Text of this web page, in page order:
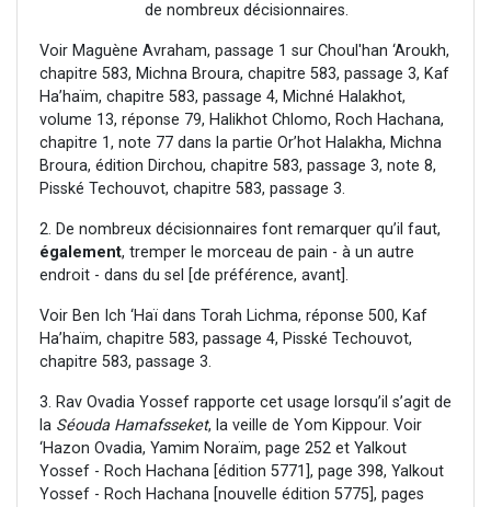
de nombreux décisionnaires.
Voir Maguène Avraham, passage 1 sur Choul'han ‘Aroukh,
chapitre 583, Michna Broura, chapitre 583, passage 3, Kaf
Ha’haïm, chapitre 583, passage 4, Michné Halakhot,
volume 13, réponse 79, Halikhot Chlomo, Roch Hachana,
chapitre 1, note 77 dans la partie Or’hot Halakha, Michna
Broura, édition Dirchou, chapitre 583, passage 3, note 8,
Pisské Techouvot, chapitre 583, passage 3.
2. De nombreux décisionnaires font remarquer qu’il faut,
également, tremper le morceau de pain - à un autre
endroit - dans du sel [de préférence, avant].
Voir Ben Ich ‘Haï dans Torah Lichma, réponse 500, Kaf
Ha’haïm, chapitre 583, passage 4, Pisské Techouvot,
chapitre 583, passage 3.
3. Rav Ovadia Yossef rapporte cet usage lorsqu’il s’agit de
la Séouda Hamafsseket, la veille de Yom Kippour. Voir
‘Hazon Ovadia, Yamim Noraïm, page 252 et Yalkout
Yossef - Roch Hachana [édition 5771], page 398, Yalkout
Yossef - Roch Hachana [nouvelle édition 5775], pages